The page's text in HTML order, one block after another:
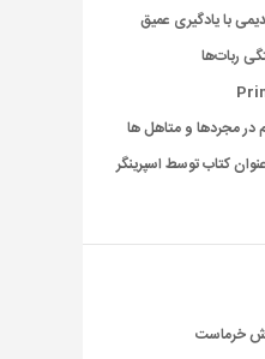
با یادگیری عمیق
ربات‌ها
در مجردها و متاهل ها
رایگان شدن بیش از ۴۰۰ عنوان کتاب توسط اسپرینگر
خرماست